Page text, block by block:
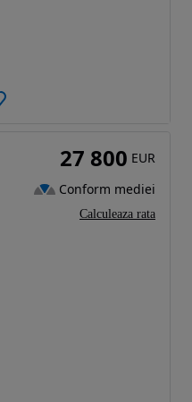
27 800 EUR
Conform mediei
Calculeaza rata